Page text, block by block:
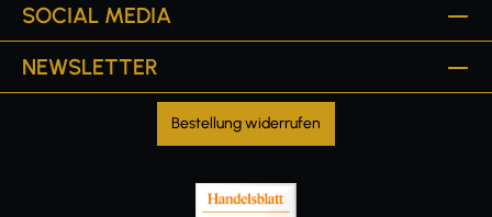
SOCIAL MEDIA
NEWSLETTER
Bestellung widerrufen